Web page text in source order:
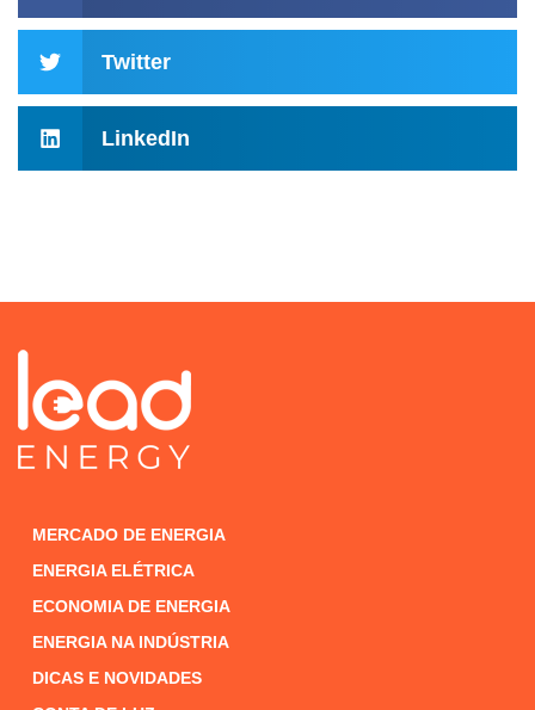
Twitter
LinkedIn
MERCADO DE ENERGIA
ENERGIA ELÉTRICA
ECONOMIA DE ENERGIA
ENERGIA NA INDÚSTRIA
DICAS E NOVIDADES